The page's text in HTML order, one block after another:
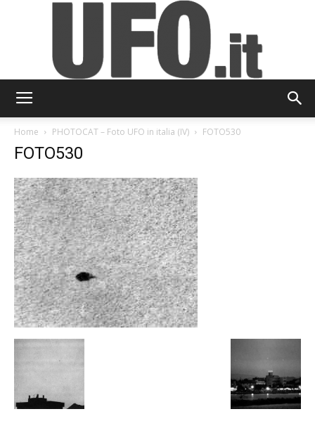
Home PHOTOCAT – Foto UFO in italia (IV) FOTO530
FOTO530